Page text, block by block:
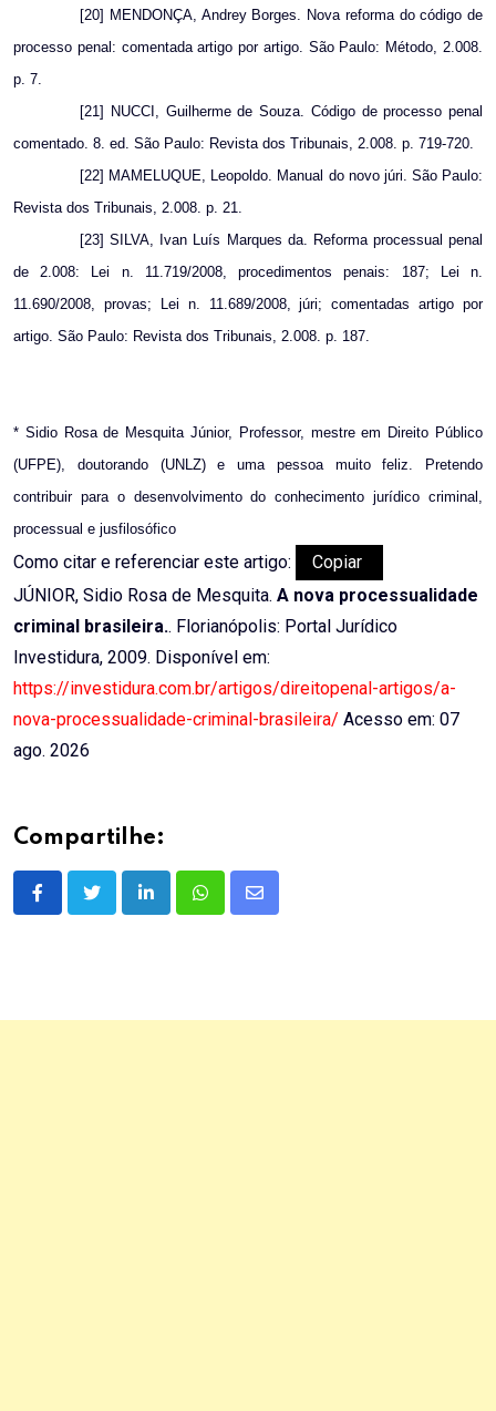
[20] MENDONÇA, Andrey Borges. Nova reforma do código de
processo penal: comentada artigo por artigo. São Paulo: Método, 2.008.
p. 7.
[21] NUCCI, Guilherme de Souza. Código de processo penal
comentado. 8. ed. São Paulo: Revista dos Tribunais, 2.008. p. 719-720.
[22] MAMELUQUE, Leopoldo. Manual do novo júri. São Paulo:
Revista dos Tribunais, 2.008. p. 21.
[23] SILVA, Ivan Luís Marques da. Reforma processual penal
de 2.008: Lei n. 11.719/2008, procedimentos penais: 187; Lei n.
11.690/2008, provas; Lei n. 11.689/2008, júri; comentadas artigo por
artigo. São Paulo: Revista dos Tribunais, 2.008. p. 187.
* Sidio Rosa de Mesquita Júnior, Professor, mestre em Direito Público
(UFPE), doutorando (UNLZ) e uma pessoa muito feliz. Pretendo
contribuir para o desenvolvimento do conhecimento jurídico criminal,
processual e jusfilosófico
Como citar e referenciar este artigo:
Copiar
JÚNIOR, Sidio Rosa de Mesquita. A nova processualidade
criminal brasileira.. Florianópolis: Portal Jurídico
Investidura, 2009. Disponível em:
https://investidura.com.br/artigos/direitopenal-artigos/a-
nova-processualidade-criminal-brasileira/ Acesso em: 07
ago. 2026
Compartilhe:
LinkedInWhatsappShare